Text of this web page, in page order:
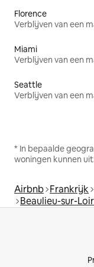
Florence
Verblijven van een
Miami
Verblijven van een
Seattle
Verblijven van een
* In bepaalde
woningen kunnen
Airbnb Frankrijk
Beaulieu-sur-